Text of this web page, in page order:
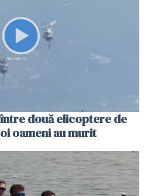
între două elicoptere de
oameni au murit